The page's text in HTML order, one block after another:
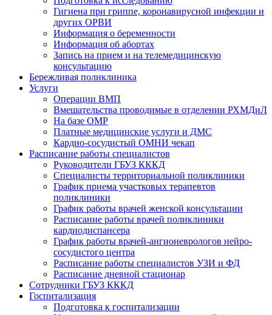
Гигиена при гриппе, коронавирусной инфекции и
других ОРВИ
Информация о беременности
Информация об абортах
Запись на прием и на телемедицинскую
консультацию
Бережливая поликлиника
Услуги
Операции ВМП
Вмешательства проводимые в отделении РХМДиЛ
На базе ОМР
Платные медицинские услуги и ДМС
Кардио-сосудистый ОМНИ чекап
Расписание работы специалистов
Руководители ГБУЗ КККД
Специалисты территориальной поликлиники
График приема участковых терапевтов
поликлиники
График работы врачей женской консультации
Расписание работы врачей поликлиники
кардиодиспансера
График работы врачей-ангионеврологов нейро-
сосудистого центра
Расписание работы специалистов УЗИ и ФД
Расписание дневной стационар
Сотрудники ГБУЗ КККД
Госпитализация
Подготовка к госпитализации